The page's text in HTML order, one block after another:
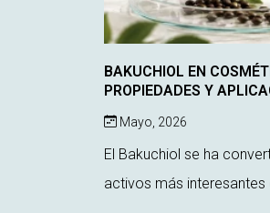
BAKUCHIOL EN
PROPIEDADES Y
Mayo, 2026
El Bakuchiol se ha
activos más